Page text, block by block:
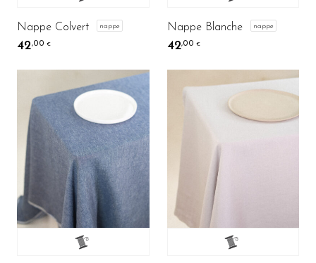
Nappe Colvert nappe
42,00 €
Nappe Blanche nappe
42,00€